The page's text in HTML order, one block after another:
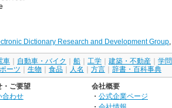
Dictionary Research and Development Group
車 自動車・バイク 船 工学 建築・不動産
学問
ーツ 生物 食品 人名 方言 辞書・百科事典
・ご要望
合わせ
会社概要
・ 公式企業ページ
・ 会社情報